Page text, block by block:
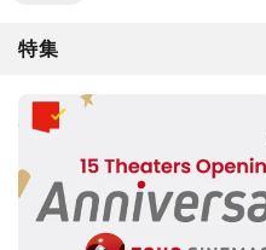
特集